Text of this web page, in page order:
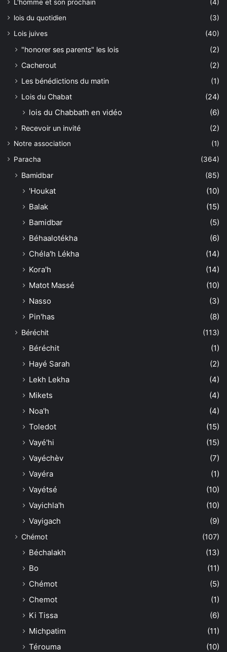
L'homme et son prochain
(4)
lois du quotidien
(3)
Lois juives
(40)
"honorer ses parents" les lois
(2)
Cacherout
(2)
Les bénédictions du matin
(1)
Lois du Chabat
(24)
lois du Chabbath en vidéo (6)
Recevoir un invité (2)
Notre association
(1)
Paracha
(364)
Bamidbar (85)
'Houkat
(10)
Balak
(15)
Bamidbar
(5)
Béhaalotékha
(6)
Chéla'h Lékha
(14)
Kora'h
(14)
Matot Massé
(10)
Nasso
(3)
Pin'has
(8)
Béréchit (113)
Béréchit
(1)
Hayé Sarah
(2)
Lekh Lekha
(4)
Mikets
(4)
Noa'h
(4)
Toledot
(15)
Vayé'hi
(15)
Vayéchèv
(7)
Vayéra
(1)
Vayétsé
(10)
Vayichla'h
(10)
Vayigach
(9)
Chémot (107)
Béchalakh
(13)
Bo
(11)
Chémot
(5)
Chemot
(1)
Ki Tissa
(6)
Michpatim
(11)
Térouma
(10)